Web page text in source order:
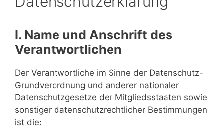
I. Name und Anschrift des
Verantwortlichen
Der Verantwortliche im Sinne der Datenschutz-
Grundverordnung und anderer nationaler
Datenschutzgesetze der Mitgliedsstaaten sowie
sonstiger datenschutzrechtlicher Bestimmungen
ist die: